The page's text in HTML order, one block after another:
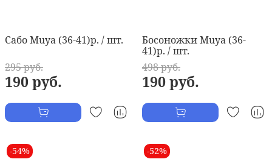
Сабо Muya (36-41)р. / шт.
295 руб.
190 руб.
Босоножки Muya (36-
41)р. / шт.
498 руб.
190 руб.
-54% -52%